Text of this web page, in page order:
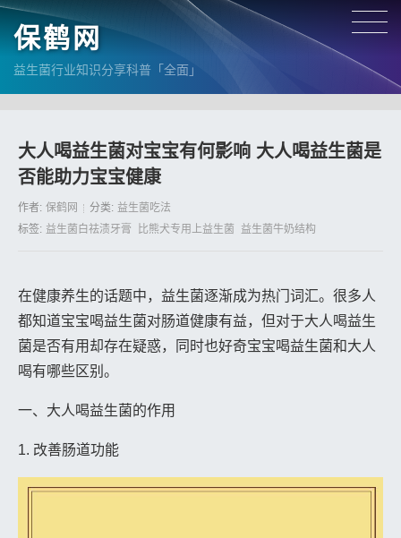
保鹤网
益生菌行业知识分享科普「全面」
大人喝益生菌对宝宝有何影响 大人喝益生菌是
否能助力宝宝健康
作者: 保鹤网 分类: 益生菌吃法
标签: 益生菌白祛渍牙膏 比熊犬专用上益生菌 益生菌牛奶结构
在健康养生的话题中，益生菌逐渐成为热门词汇。很多人
都知道宝宝喝益生菌对肠道健康有益，但对于大人喝益生
菌是否有用却存在疑惑，同时也好奇宝宝喝益生菌和大人
喝有哪些区别。
一、大人喝益生菌的作用
1. 改善肠道功能